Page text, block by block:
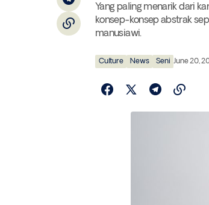
Yang paling menarik dari
konsep-konsep abstrak
manusiawi.
Culture News Seni June 20,